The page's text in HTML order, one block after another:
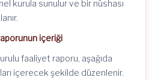
kurula sunulur ve bir nüshası
içeriği
faaliyet raporu, aşağıda
içerecek şekilde düzenlenir.